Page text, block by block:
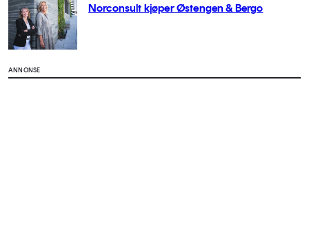
Norconsult kjøper Østengen & Bergo
ANNONSE